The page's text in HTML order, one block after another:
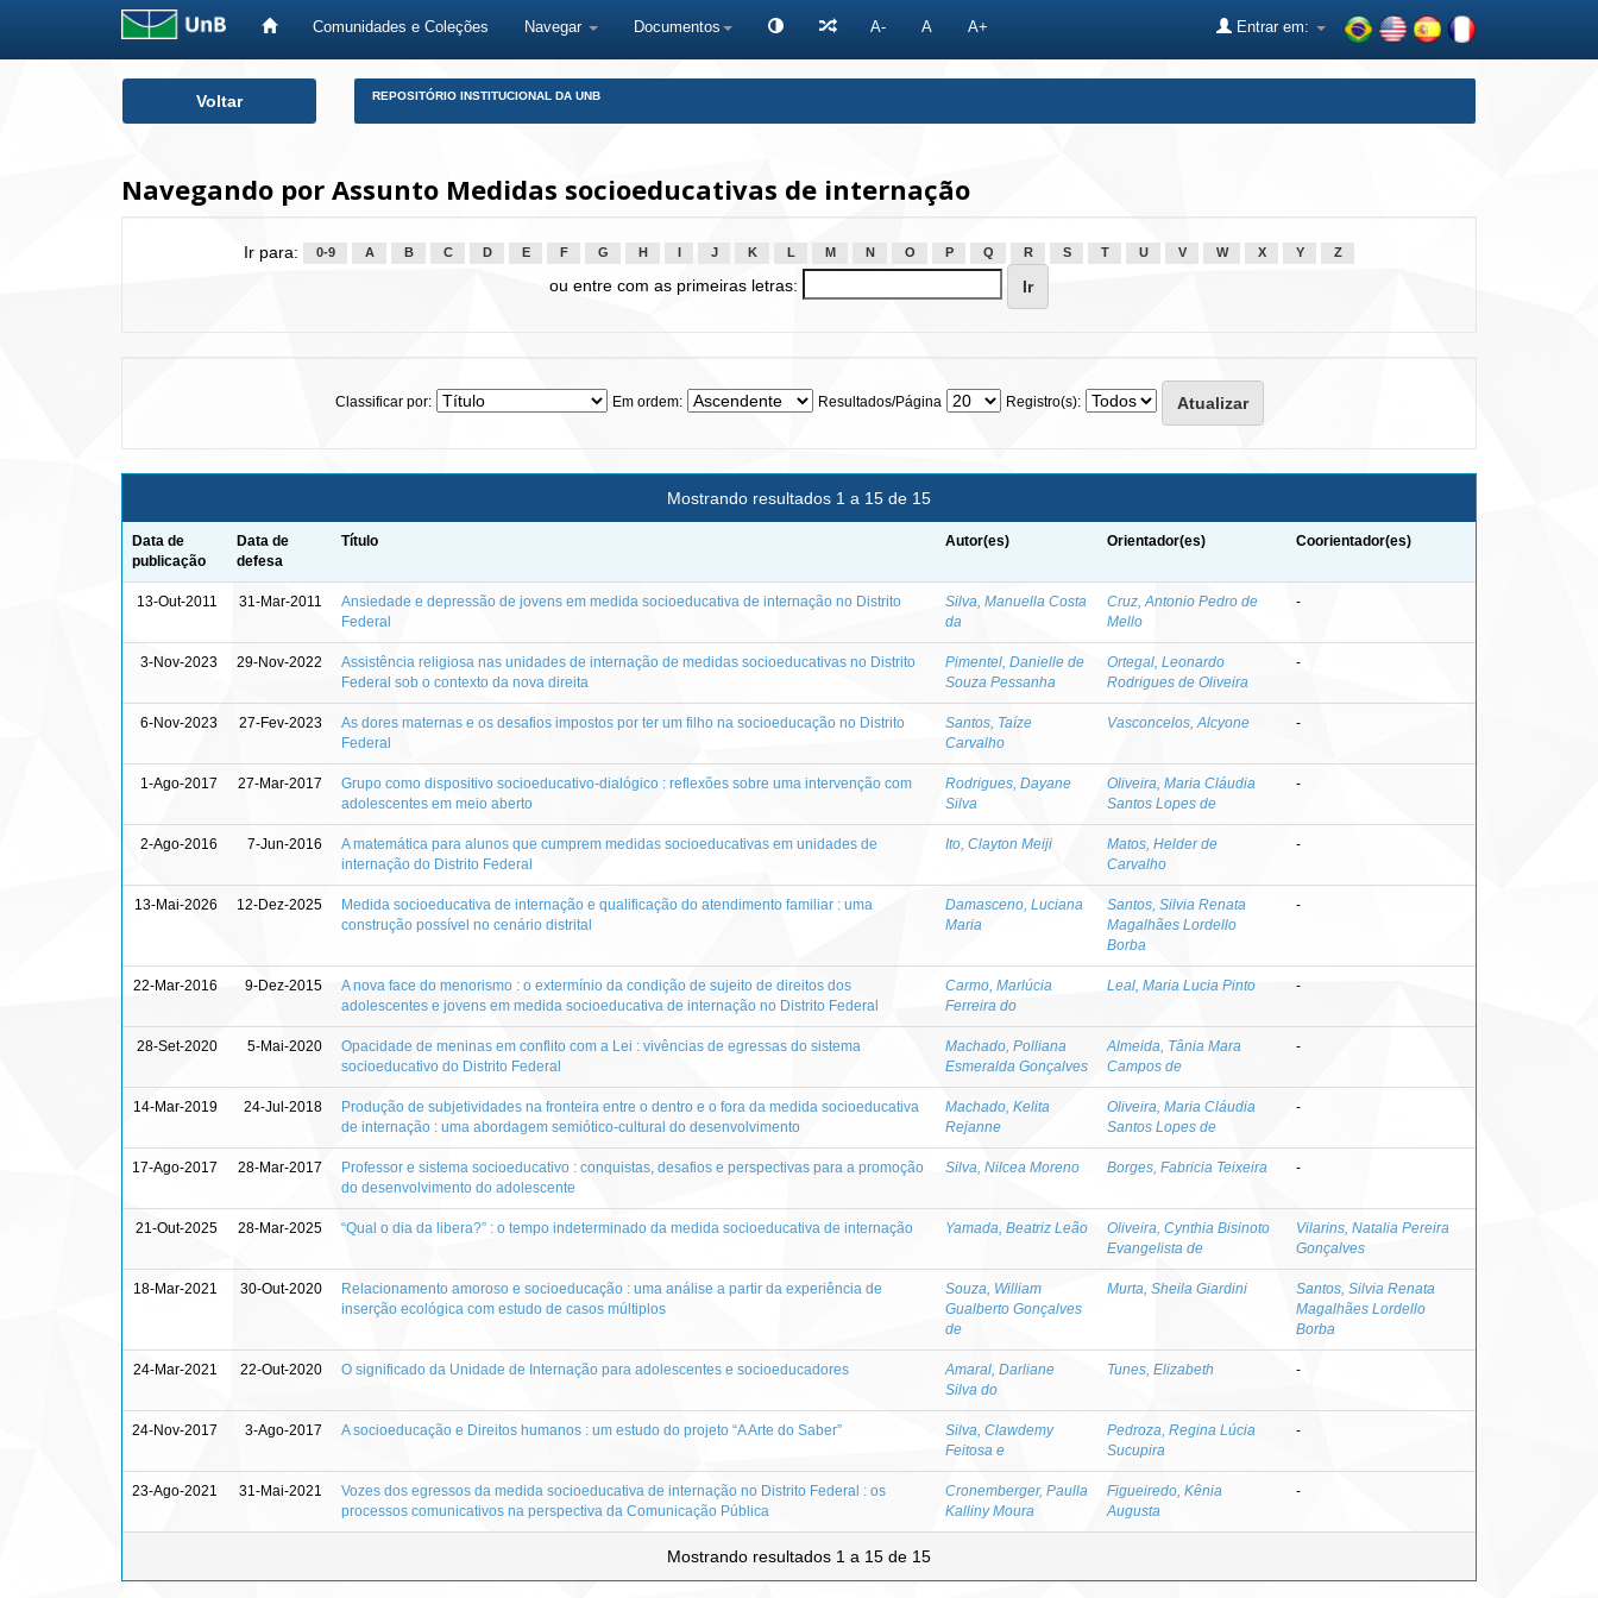
Comunidades e Coleções Navegar Documentos A- A A+ Entrar em:
Voltar REPOSITÓRIO INSTITUCIONAL DA UNB
Navegando por Assunto Medidas socioeducativas de internação
Ir para: 0-9 A B C D E F G H J K L M N O P Q R S T U V W X Y Z
ou entre com as primeiras letras:
Classificar por: Em ordem: Resultados/Página Registro(s):
Mostrando resultados 1 a 15 de 15
Data de
publicação
Data de
defesa
Título Autor(es) Orientador(es) Coorientador(es)
13-Out-2011 31-Mar-2011
Ansiedade e depressão de jovens em medida socioeducativa de internação no Distrito
Federal
Silva, Manuella Costa
da
Cruz, Antonio Pedro de
Mello
-
3-Nov-2023 29-Nov-2022
Assistência religiosa nas unidades de internação de medidas socioeducativas no Distrito
Federal sob o contexto da nova direita
Pimentel, Danielle de
Souza Pessanha
Ortegal, Leonardo
Rodrigues de Oliveira
-
6-Nov-2023 27-Fev-2023
As dores maternas e os desafios impostos por ter um filho na socioeducação no Distrito
Federal
Santos, Taíze
Carvalho
Vasconcelos, Alcyone -
1-Ago-2017 27-Mar-2017
Grupo como dispositivo socioeducativo-dialógico : reflexões sobre uma intervenção com
adolescentes em meio aberto
Rodrigues, Dayane
Silva
Oliveira, Maria Cláudia
Santos Lopes de
-
2-Ago-2016 7-Jun-2016
A matemática para alunos que cumprem medidas socioeducativas em unidades de
internação do Distrito Federal
Ito, Clayton Meiji
Matos, Helder de
Carvalho
-
13-Mai-2026 12-Dez-2025
Medida socioeducativa de internação e qualificação do atendimento familiar : uma
construção possível no cenário distrital
Damasceno, Luciana
Maria
Santos, Silvia Renata
Magalhães Lordello
Borba
-
22-Mar-2016 9-Dez-2015
A nova face do menorismo : o extermínio da condição de sujeito de direitos dos
adolescentes e jovens em medida socioeducativa de internação no Distrito Federal
Carmo, Marlúcia
Ferreira do
Leal, Maria Lucia Pinto -
28-Set-2020 5-Mai-2020
Opacidade de meninas em conflito com a Lei : vivências de egressas do sistema
socioeducativo do Distrito Federal
Machado, Polliana
Esmeralda Gonçalves
Almeida, Tânia Mara
Campos de
-
14-Mar-2019 24-Jul-2018
Produção de subjetividades na fronteira entre o dentro e o fora da medida socioeducativa
de internação : uma abordagem semiótico-cultural do desenvolvimento
Machado, Kelita
Rejanne
Oliveira, Maria Cláudia
Santos Lopes de
-
17-Ago-2017 28-Mar-2017
Professor e sistema socioeducativo : conquistas, desafios e perspectivas para a promoção
do desenvolvimento do adolescente
Silva, Nilcea Moreno Borges, Fabricia Teixeira -
21-Out-2025 28-Mar-2025 “Qual o dia da libera?” : o tempo indeterminado da medida socioeducativa de internação Yamada, Beatriz Leão
Oliveira, Cynthia Bisinoto
Evangelista de
Vilarins, Natalia Pereira
Gonçalves
18-Mar-2021 30-Out-2020
Relacionamento amoroso e socioeducação : uma análise a partir da experiência de
inserção ecológica com estudo de casos múltiplos
Souza, William
Gualberto Gonçalves
de
Murta, Sheila Giardini
Santos, Silvia Renata
Magalhães Lordello
Borba
24-Mar-2021 22-Out-2020 O significado da Unidade de Internação para adolescentes e socioeducadores
Amaral, Darliane
Silva do
Tunes, Elizabeth -
24-Nov-2017 3-Ago-2017 A socioeducação e Direitos humanos : um estudo do projeto “A Arte do Saber”
Silva, Clawdemy
Feitosa e
Pedroza, Regina Lúcia
Sucupira
-
23-Ago-2021 31-Mai-2021
Vozes dos egressos da medida socioeducativa de internação no Distrito Federal : os
processos comunicativos na perspectiva da Comunicação Pública
Cronemberger, Paulla
Kalliny Moura
Figueiredo, Kênia
Augusta
-
Mostrando resultados 1 a 15 de 15